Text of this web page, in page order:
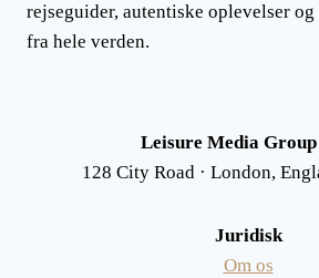
rejseguider, autentiske oplevelser
fra hele verden.
Leisure Media
128 City Road · London,
Juridisk
Om os